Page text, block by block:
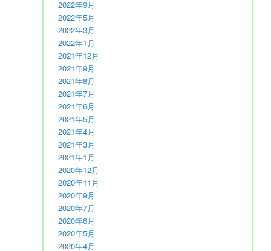
2022年9月
2022年5月
2022年3月
2022年1月
2021年12月
2021年9月
2021年8月
2021年7月
2021年6月
2021年5月
2021年4月
2021年3月
2021年1月
2020年12月
2020年11月
2020年9月
2020年7月
2020年6月
2020年5月
2020年4月